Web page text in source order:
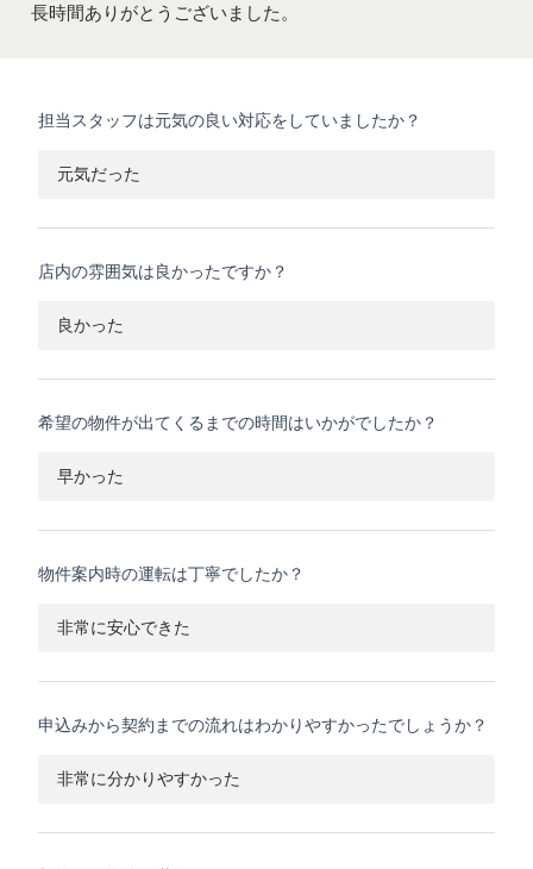
長時間ありがとうございました。
担当スタッフは元気の良い対応をしていましたか？
元気だった
店内の雰囲気は良かったですか？
良かった
希望の物件が出てくるまでの時間はいかがでしたか？
早かった
物件案内時の運転は丁寧でしたか？
非常に安心できた
申込みから契約までの流れはわかりやすかったでしょうか？
非常に分かりやすかった